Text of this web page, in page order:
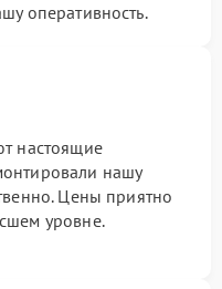
оперативность.
настоящие
нашу
Цены приятно
уровне.